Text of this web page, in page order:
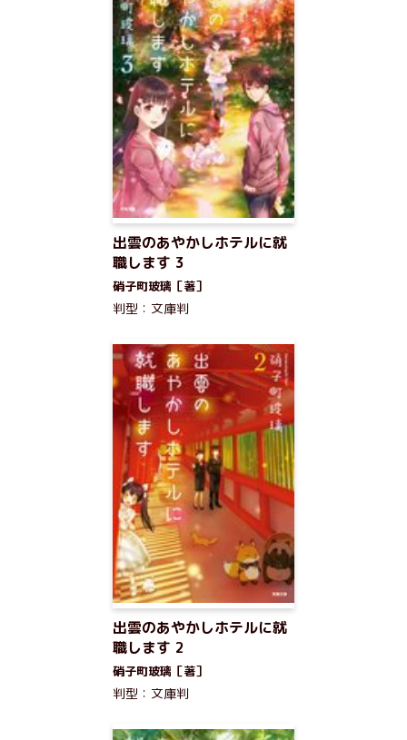
出雲のあやかしホテルに就
職します 3
硝子町玻璃［著］
判型：文庫判
出雲のあやかしホテルに就
職します 2
硝子町玻璃［著］
判型：文庫判